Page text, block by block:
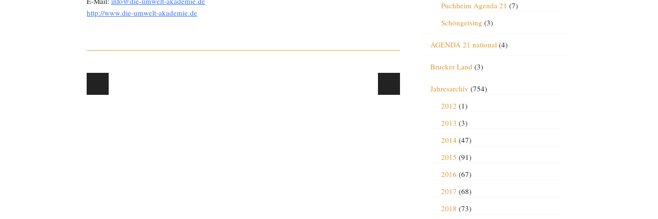
http://www.die-umwelt-akademie.de
Post navigation
Puchheim Agenda 21 (7)
Schöngeising (3)
AGENDA 21 national(4)
Brucker Land (3)
Jahresarchiv (754)
2012 (1)
2013 (3)
2014 (47)
2015 (91)
2016 (67)
2017 (68)
2018 (73)